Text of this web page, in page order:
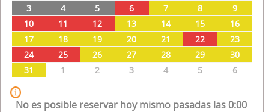
3
4 5 6 7 8
9
10
11 12 13 14 15
16
17
18 19 20 21 22
23
24
25 26 27 28 29
30
31
1 2 3 4 5 6
No es posible reservar hoy mismo pasadas las 0:00